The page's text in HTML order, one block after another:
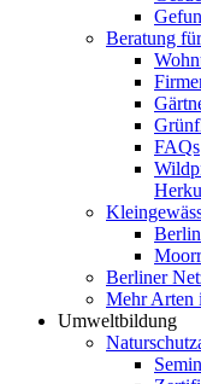
Beratung
FAQs
Berliner
Mehr Arten
Umweltbildung